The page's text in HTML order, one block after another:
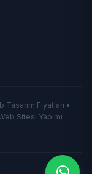
Tasarım Fiyatları •
Sitesi Yapımı